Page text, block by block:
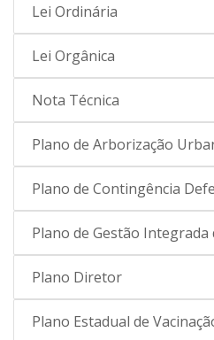
Lei Ordinária
Lei Orgânica
Nota Técnica
Plano de Arborização
Plano de Contingência
Plano de Gestão Integrada
Plano Diretor
Plano Estadual de